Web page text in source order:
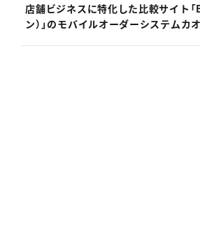
店舗ビジネスに特化した比較サイト「
ン）」のモバイルオーダーシステムカ